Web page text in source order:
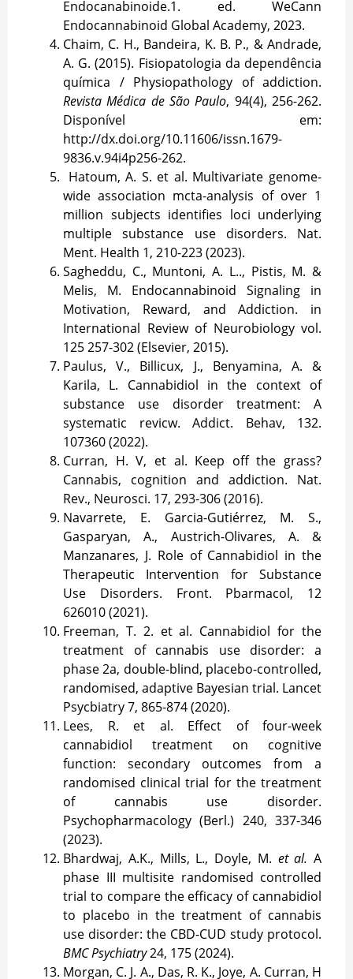
Endocanabinoide.1. ed. WeCann
Endocannabinoid Global Academy, 2023.
Chaim, C. H., Bandeira, K. B. P., & Andrade,
A. G. (2015). Fisiopatologia da dependência
química / Physiopathology of addiction.
Revista Médica de São Paulo, 94(4), 256-262.
Disponível em:
http://dx.doi.org/10.11606/issn.1679-
9836.v.94i4p256-262.
Hatoum, A. S. et al. Multivariate genome-
wide association mcta-analysis of over 1
million subjects identifies loci underlying
multiple substance use disorders. Nat.
Ment. Health 1, 210-223 (2023).
Sagheddu, C., Muntoni, A. L.., Pistis, M. &
Melis, M. Endocannabinoid Signaling in
Motivation, Reward, and Addiction. in
International Review of Neurobiology vol.
125 257-302 (Elsevier, 2015).
Paulus, V., Billicux, J., Benyamina, A. &
Karila, L. Cannabidiol in the context of
substance use disorder treatment: A
systematic revicw. Addict. Behav, 132.
107360 (2022).
Curran, H. V, et al. Keep off the grass?
Cannabis, cognition and addiction. Nat.
Rev., Neurosci. 17, 293-306 (2016).
Navarrete, E. Garcia-Gutiérrez, M. S.,
Gasparyan, A., Austrich-Olivares, A. &
Manzanares, J. Role of Cannabidiol in the
Therapeutic Intervention for Substance
Use Disorders. Front. Pbarmacol, 12
626010 (2021).
Freeman, T. 2. et al. Cannabidiol for the
treatment of cannabis use disorder: a
phase 2a, double-blind, placebo-controlled,
randomised, adaptive Bayesian trial. Lancet
Psycbiatry 7, 865-874 (2020).
Lees, R. et al. Effect of four-week
cannabidiol treatment on cognitive
function: secondary outcomes from a
randomised clinical trial for the treatment
of cannabis use disorder.
Psychopharmacology (Berl.) 240, 337-346
(2023).
Bhardwaj, A.K., Mills, L., Doyle, M. et al. A
phase III multisite randomised controlled
trial to compare the efficacy of cannabidiol
to placebo in the treatment of cannabis
use disorder: the CBD-CUD study protocol.
BMC Psychiatry24, 175 (2024).
Morgan, C. J. A., Das, R. K., Joye, A. Curran, H